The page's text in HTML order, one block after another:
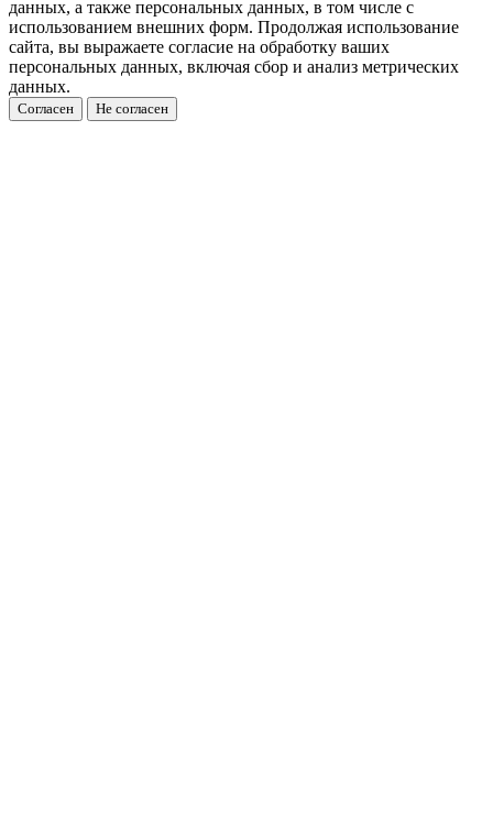
данных, а также персональных данных, в том числе с
использованием внешних форм. Продолжая использование
сайта, вы выражаете согласие на обработку ваших
персональных данных, включая сбор и анализ метрических
данных.
Согласен Не согласен